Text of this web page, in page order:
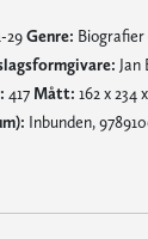
29Genre: Biografier
Jan
417 Mått: 162 x 234
Inbunden,